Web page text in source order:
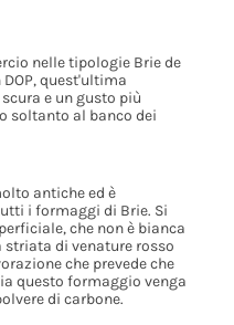
nelle tipologie Brie de
DOP, quest'ultima
e un gusto più
soltanto al banco dei
antiche ed è
i formaggi di Brie. Si
che non è bianca
di venature rosso
che prevede che
questo formaggio venga
di carbone.